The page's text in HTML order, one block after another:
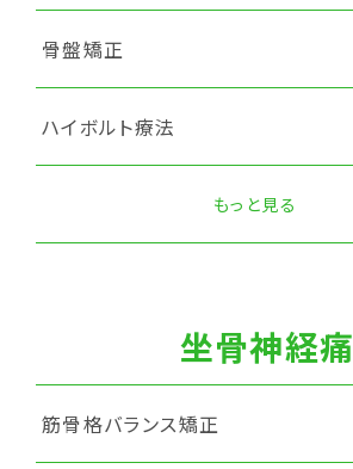
骨盤矯正
ハイボルト療法
もっと見る
坐骨神経痛
筋骨格バランス矯正